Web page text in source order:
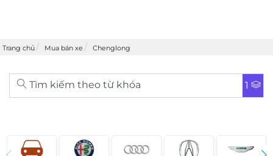
Trang chủ Mua bán xe Chenglong
Tìm kiếm theo từ khóa 1